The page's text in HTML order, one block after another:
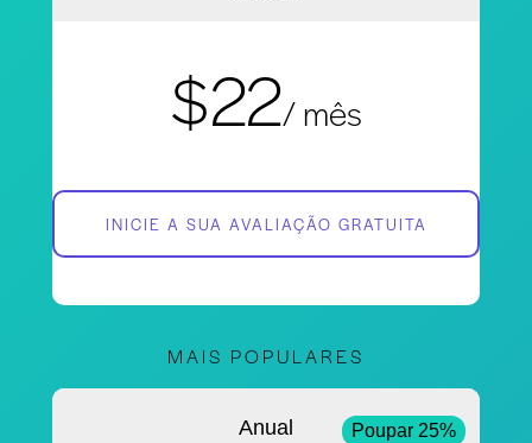
$22/ mês
INICIE A SUA AVALIAÇÃO GRATUITA
MAIS POPULARES
Anual Poupar 25%